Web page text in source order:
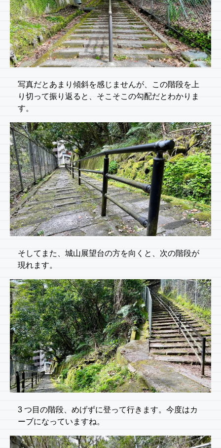
写真だとあまり傾斜を感じませんが、この階段を上
り切って振り返ると、そこそこの勾配だとわかりま
す。
そしてまた、城山展望台の方を向くと、次の階段が
現れます。
3 つ目の階段、めげずに登って行きます。今度はカ
ーブになっていますね。